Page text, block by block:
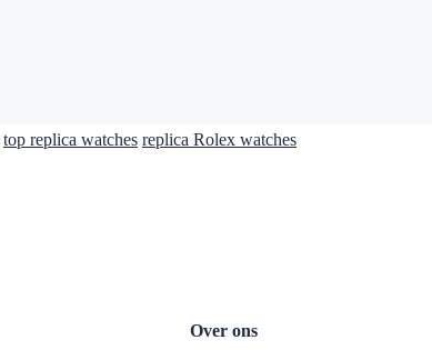
top replica watches replica Rolex watches
Over ons